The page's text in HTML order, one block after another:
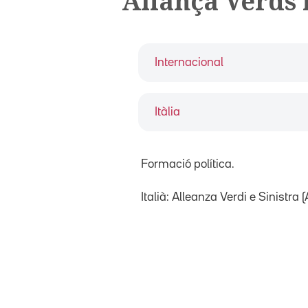
Internacional
Itàlia
Formació política.
Italià: Alleanza Verdi e Sinistra